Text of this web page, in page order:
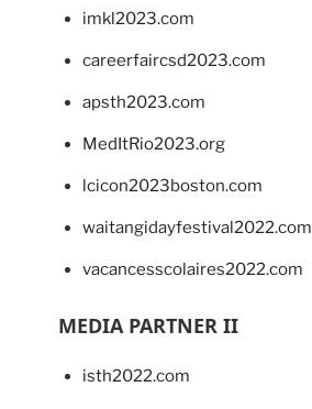
imkl2023.com
careerfaircsd2023.com
apsth2023.com
MedItRio2023.org
lcicon2023boston.com
waitangidayfestival2022.com
vacancesscolaires2022.com
MEDIA PARTNER II
isth2022.com